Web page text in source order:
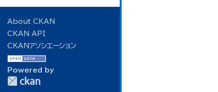
About CKAN
CKAN API
CKANアソシエーション
Powered by